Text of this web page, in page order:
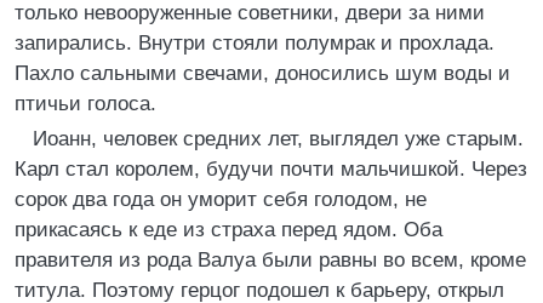
только невооруженные советники, двери за ними
запирались. Внутри стояли полумрак и прохлада.
Пахло сальными свечами, доносились шум воды и
птичьи голоса.
Иоанн, человек средних лет, выглядел уже старым.
Карл стал королем, будучи почти мальчишкой. Через
сорок два года он уморит себя голодом, не
прикасаясь к еде из страха перед ядом. Оба
правителя из рода Валуа были равны во всем, кроме
титула. Поэтому герцог подошел к барьеру, открыл